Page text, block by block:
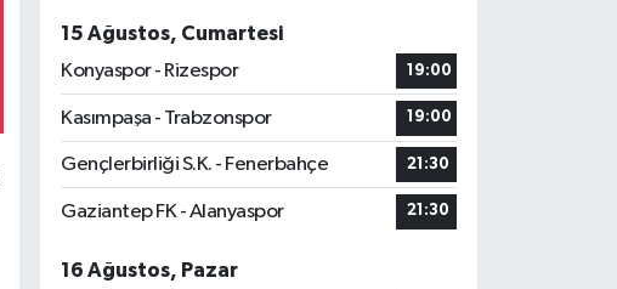
15 Ağustos, Cumartesi
Konyaspor - Rizespor
19:00
Kasımpaşa - Trabzonspor 19:00
Gençlerbirliği S.K. - Fenerbahçe 21:30
Gaziantep FK - Alanyaspor 21:30
16 Ağustos, Pazar